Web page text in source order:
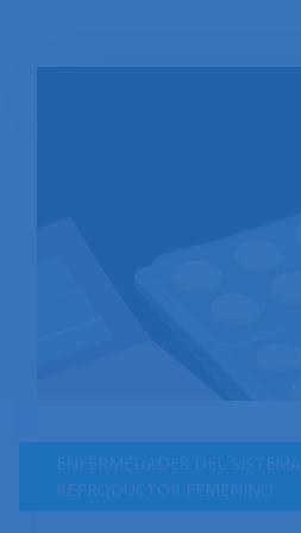
ENFERMEDADES DEL SISTEMA
REPRODUCTOR FEMENINO